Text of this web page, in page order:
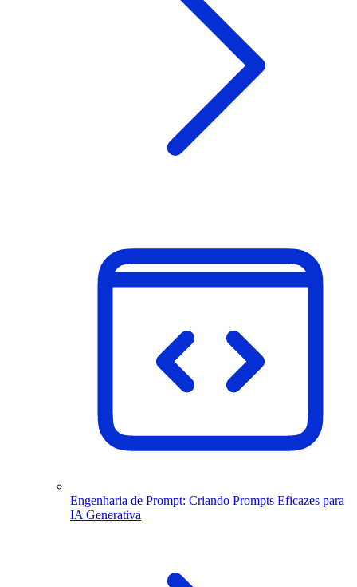
Engenharia de Prompt: Criando Prompts Eficazes para
IA Generativa